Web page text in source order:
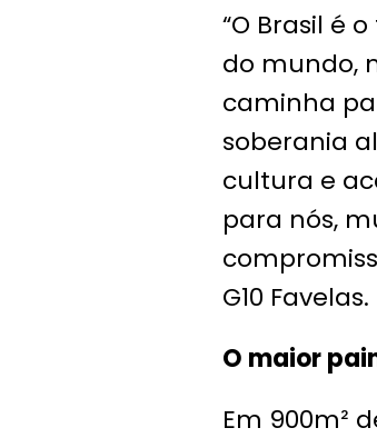
“O Brasil é
do mundo,
caminha
soberania
cultura e
para nós,
G10 Favelas.
O maior
Em 900m²